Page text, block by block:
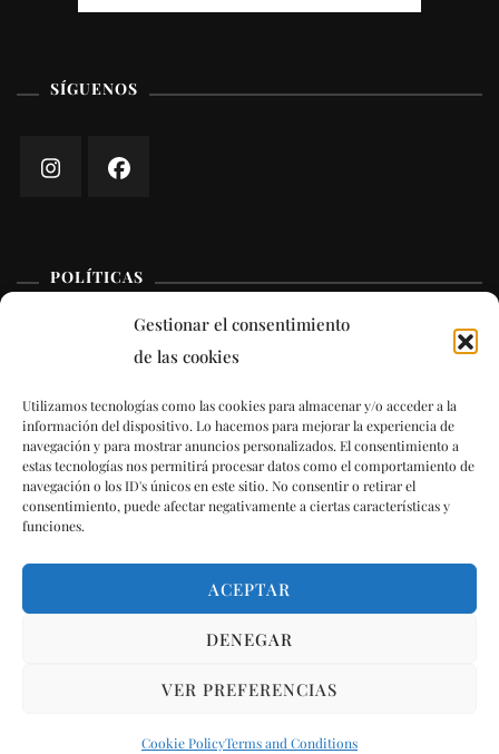
Gestionar el consentimiento
de las cookies
Utilizamos tecnologías como las cookies para almacenar y/o acceder a la
información del dispositivo. Lo hacemos para mejorar la experiencia de
navegación y para mostrar anuncios personalizados. El consentimiento a
estas tecnologías nos permitirá procesar datos como el comportamiento de
navegación o los ID's únicos en este sitio. No consentir o retirar el
consentimiento, puede afectar negativamente a ciertas características y
funciones.
ACEPTAR
DENEGAR
VER PREFERENCIAS
Cookie PolicyTerms and Conditions
SÍGUENOS
POLÍTICAS
Legal Notice
Terms and Conditions
Cookie Policy (EU)
© Copyright 2023 La Jartá
Blossom Travel | Developed ByBlossom Themes. Powered
byWordPress